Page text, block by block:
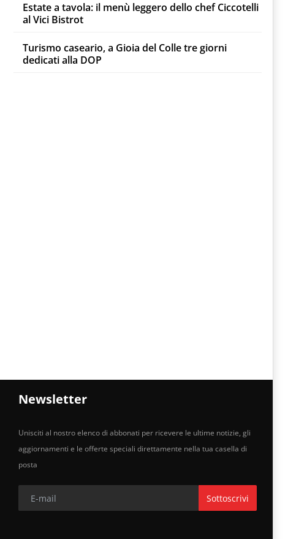
Estate a tavola: il menù leggero dello chef Ciccotelli
al Vici Bistrot
Turismo caseario, a Gioia del Colle tre giorni
dedicati alla DOP
Newsletter
Unisciti al nostro elenco di abbonati per ricevere le ultime notizie, gli
aggiornamenti e le offerte speciali direttamente nella tua casella di
posta
Sottoscrivi